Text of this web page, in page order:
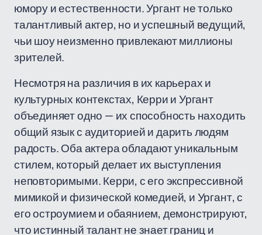
юмору и естественности. Ургант не только
талантливый актер, но и успешный ведущий,
чьи шоу неизменно привлекают миллионы
зрителей.
Несмотря на различия в их карьерах и
культурных контекстах, Керри и Ургант
объединяет одно — их способность находить
общий язык с аудиторией и дарить людям
радость. Оба актера обладают уникальным
стилем, который делает их выступления
неповторимыми. Керри, с его экспрессивной
мимикой и физической комедией, и Ургант, с
его остроумием и обаянием, демонстрируют,
что истинный талант не знает границ и